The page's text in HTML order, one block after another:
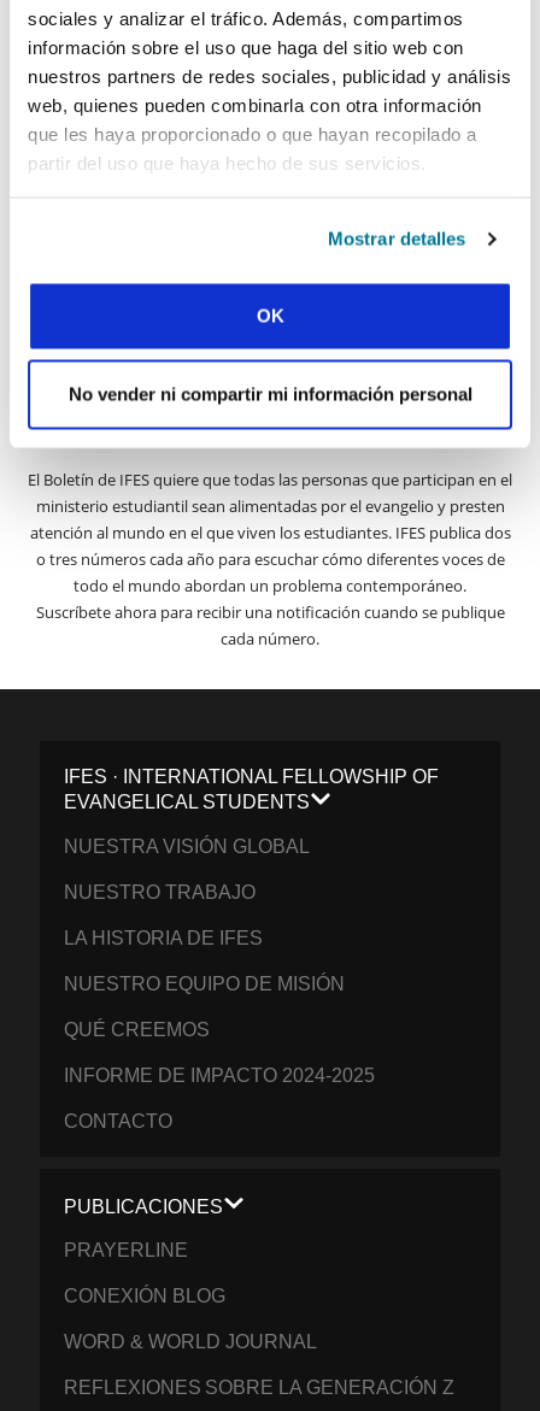
sociales y analizar el tráfico. Además, compartimos
información sobre el uso que haga del sitio web con
nuestros partners de redes sociales, publicidad y análisis
web, quienes pueden combinarla con otra información
que les haya proporcionado o que hayan recopilado a
partir del uso que haya hecho de sus servicios.
Mostrar detalles
OK
No vender ni compartir mi información personal
Artículo siguiente »
REGÍSTRATE EN PALABRA Y MUNDO
Nombre de pila:
ENVIAR
El Boletín de IFES quiere que todas las personas que participan en el
ministerio estudiantil sean alimentadas por el evangelio y presten
atención al mundo en el que viven los estudiantes. IFES publica dos
o tres números cada año para escuchar cómo diferentes voces de
todo el mundo abordan un problema contemporáneo.
Suscríbete ahora para recibir una notificación cuando se publique
cada número.
IFES · INTERNATIONAL FELLOWSHIP OF
EVANGELICAL STUDENTS
NUESTRA VISIÓN GLOBAL
NUESTRO TRABAJO
LA HISTORIA DE IFES
NUESTRO EQUIPO DE MISIÓN
QUÉ CREEMOS
INFORME DE IMPACTO 2024-2025
CONTACTO
PUBLICACIONES
PRAYERLINE
CONEXIÓN BLOG
WORD & WORLD JOURNAL
REFLEXIONES SOBRE LA GENERACIÓN Z